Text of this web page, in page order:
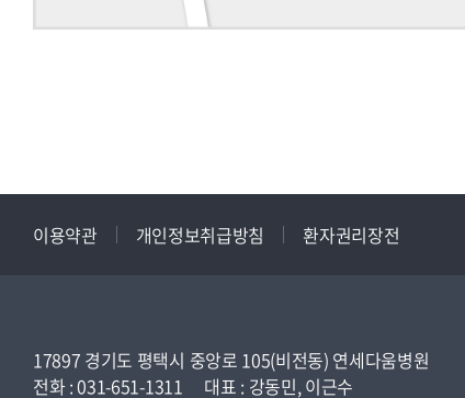
이용약관 개인정보취급방침 환자권리장전
17897 경기도 평택시 중앙로 105(비전동) 연세다움병원
전화 : 031-651-1311
대표 : 강동민, 이근수